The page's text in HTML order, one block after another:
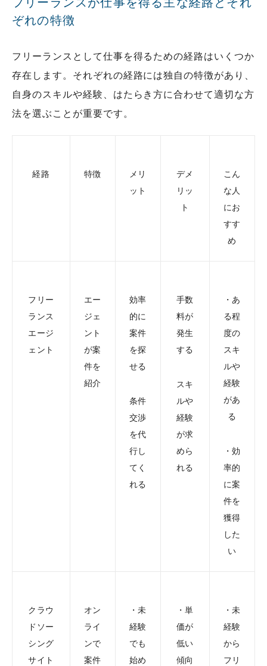
ぞれの特徴
フリーランスとして仕事を得るための経路はいくつか
存在します。それぞれの経路には独自の特徴があり、
自身のスキルや経験、はたらき方に合わせて適切な方
法を選ぶことが重要です。
経路 特徴
メリ
ット
デメ
リッ
ト
こん
な人
にお
すす
め
フリー
ランス
エージ
ェント
エー
ジェ
ント
が案
件を
紹介
効率
的に
案件
を探
せる
条件
交渉
を代
行し
てく
れる
手数
料が
発生
する
スキ
ルや
経験
が求
めら
れる
・あ
る程
度の
スキ
ルや
経験
があ
る
・効
率的
に案
件を
獲得
した
い
クラウ
ドソー
シング
サイト
オン
ライ
ンで
案件
・未
経験
でも
始め
・単
価が
低い
傾向
・未
経験
から
フリ